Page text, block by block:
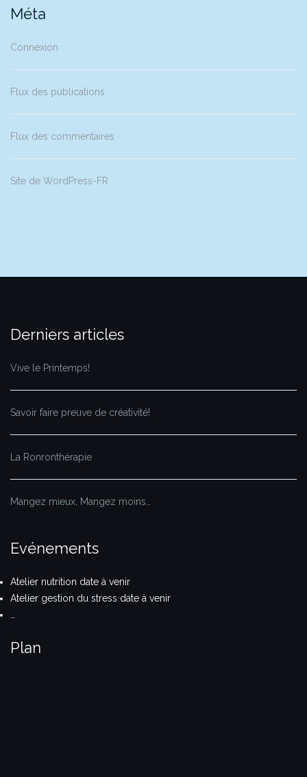
Méta
Connexion
Flux des publications
Flux des commentaires
Site de WordPress-FR
Derniers articles
Vive le Printemps!
Savoir faire preuve de créativité!
La Ronronthérapie
Mangez mieux, Mangez moins…
Evénements
Atelier nutrition date à venir
Atelier gestion du stress date à venir
Plan